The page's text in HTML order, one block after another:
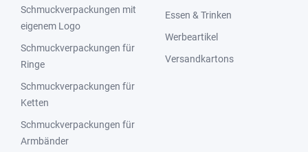
Schmuckverpackungen mit
eigenem Logo
Schmuckverpackungen für
Ringe
Schmuckverpackungen für
Ketten
Schmuckverpackungen für
Armbänder
Essen & Trinken
Werbeartikel
Versandkartons